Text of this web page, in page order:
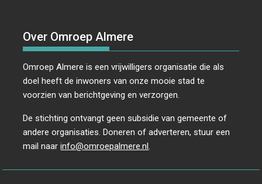
Over Omroep Almere
Omroep Almere is een vrijwilligers organisatie die als
doel heeft de inwoners van onze mooie stad te
voorzien van berichtgeving en verzorgen.
De stichting ontvangt geen subsidie van gemeente of
andere organisaties. Doneren of adverteren, stuur een
mail naarinfo@omroepalmere.nl.